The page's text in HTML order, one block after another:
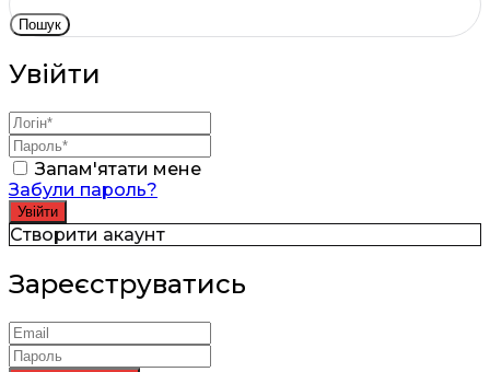
Пошук
Увійти
Запам'ятати мене
Забули пароль?
Створити акаунт
Зареєструватись